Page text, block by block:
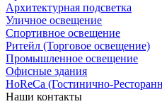
Архитектурная подсветка
Уличное освещение
Спортивное освещение
Ритейл (Торговое освещение)
Промышленное освещение
Офисные здания
HoReCa (Гостинично-
Наши контакты